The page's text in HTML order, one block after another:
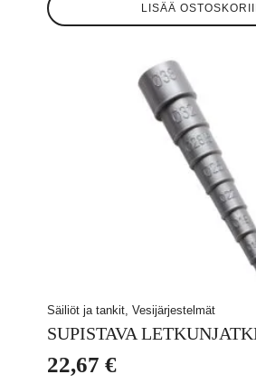
LISÄÄ
Säiliöt ja tankit, Vesijärjestelmät
SUPISTAVA
22,67 €